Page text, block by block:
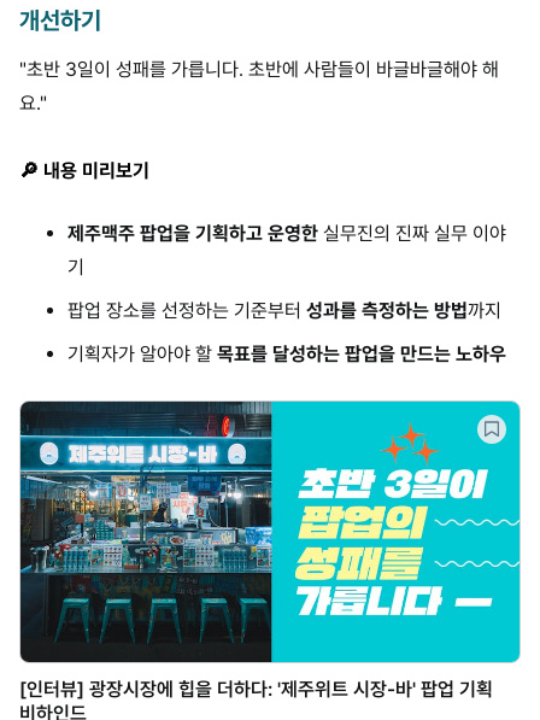
개선하기
"초반 3일이 성패를 가릅니다. 초반에 사람들이 바글바글해야 해
요."
🔎 내용 미리보기
제주맥주 팝업을 기획하고 운영한 실무진의 진짜 실무 이야
기
팝업 장소를 선정하는 기준부터 성과를 측정하는 방법까지
기획자가 알아야 할 목표를 달성하는 팝업을 만드는 노하우
[인터뷰] 광장시장에 힙을 더하다: '제주위트 시장-바' 팝업 기획
비하인드